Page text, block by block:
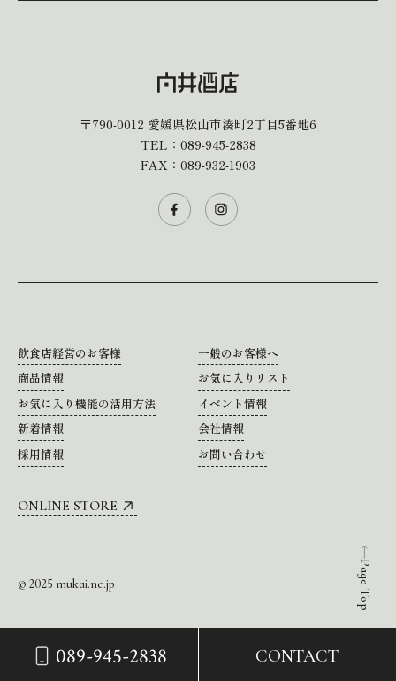
089-945-2838 CONTACT
Page Top
〒790-0012 愛媛県松山市湊町2丁目5番地6
TEL： 089-945-2838
FAX：089-932-1903
飲食店経営のお客様
一般のお客様へ
商品情報
お気に入りリスト
お気に入り機能の活用方法
イベント情報
新着情報
会社情報
採用情報
お問い合わせ
ONLINE STORE
© 2025 mukai.ne.jp